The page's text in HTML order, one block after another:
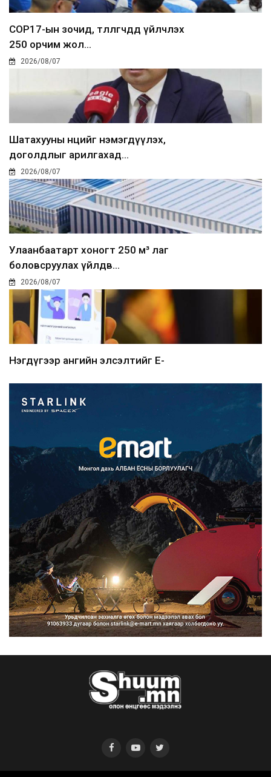
COP17-ын зочид, төлөөлөгчдөд үйлчлэх
250 орчим жол...
2026/08/07
Шатахууны нөөцийг нэмэгдүүлэх,
доголдлыг арилгахад...
2026/08/07
Улаанбаатарт хоногт 250 м³ лаг
боловсруулах үйлдв...
2026/08/07
Нэгдүгээр ангийн элсэлтийг E-
Францад иргэд рүү зөвшөөрөлгүй
сурталчилгааны дууд...
2026/08/07
Нийтийн тээврийн Ч:19А чиглэлийн
замналд түр хугац...
2026/08/07
Автомашины улсын дугаар сондгой
тоогоор төгссөн бо...